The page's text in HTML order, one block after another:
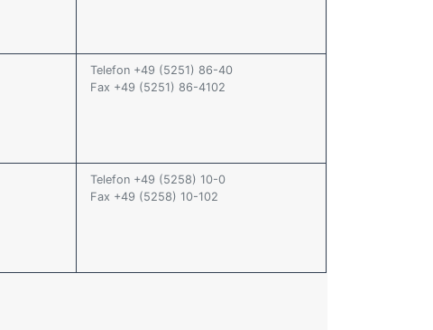
Telefon +49 (5251) 86-40
Fax +49 (5251) 86-4102
Telefon +49 (5258) 10-0
Fax +49 (5258) 10-102